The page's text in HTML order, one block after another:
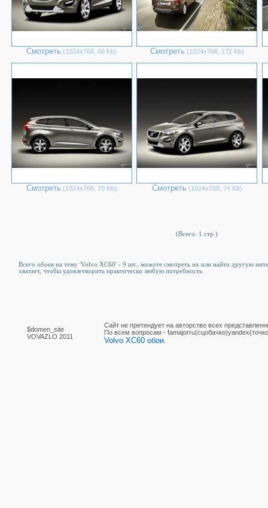
Смотреть (1024х768, 86 Kb) Смотреть (1024х768, 172 Kb)
Смотреть (1024х768, 70 Kb) Смотреть (1024х768, 74 Kb)
(Всего: 1 стр.)
Всего обоев на тему 'Volvo XC60' - 9 шт., можете смотреть их или найти другую
хватает, чтобы удовлетворить практически любую потребность.
$domen_site
VOVAZLO 2011
Сайт не претендует на авторство всех
По вcем вопросам -
Volvo XC60 обои